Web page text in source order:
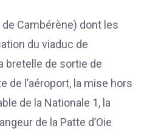
Cambérène) dont les
du viaduc de
bretelle de sortie de
de l’aéroport, la mise hors
de la Nationale 1, la
de la Patte d’Oie